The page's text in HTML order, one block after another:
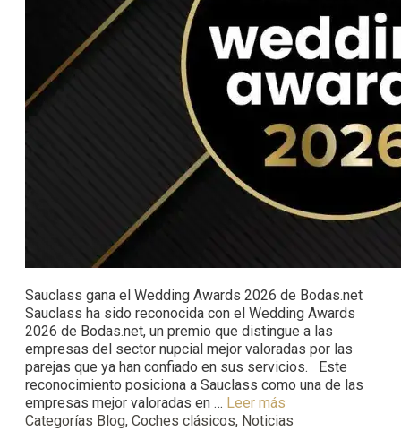
Sauclass gana el Wedding Awards 2026 de Bodas.net
Sauclass ha sido reconocida con el Wedding Awards
2026 de Bodas.net, un premio que distingue a las
empresas del sector nupcial mejor valoradas por las
parejas que ya han confiado en sus servicios. Este
reconocimiento posiciona a Sauclass como una de las
empresas mejor valoradas en … Leer más
Categorías Blog, Coches clásicos, Noticias